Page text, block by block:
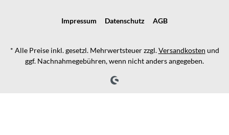
Impressum Datenschutz AGB
* Alle Preise inkl. gesetzl. Mehrwertsteuer zzgl.Versandkosten und
ggf. Nachnahmegebühren, wenn nicht anders angegeben.